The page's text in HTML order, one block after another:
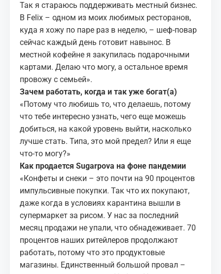
Так я стараюсь поддерживать местный бизнес.
В Felix – одном из моих любимых ресторанов,
куда я хожу по паре раз в неделю, – шеф-повар
сейчас каждый день готовит навынос. В
местной кофейне я закупилась подарочными
картами. Делаю что могу, а остальное время
провожу с семьей».
Зачем работать, когда и так уже богат(а)
«Потому что любишь то, что делаешь, потому
что тебе интересно узнать, чего еще можешь
добиться, на какой уровень выйти, насколько
лучше стать. Типа, это мой предел? Или я еще
что-то могу?»
Как продается Sugarpova на фоне пандемии
«Конфеты и снеки – это почти на 90 процентов
импульсивные покупки. Так что их покупают,
даже когда в условиях карантина вышли в
супермаркет за рисом. У нас за последний
месяц продажи не упали, что обнадеживает. 70
процентов наших ритейлеров продолжают
работать, потому что это продуктовые
магазины. Единственный большой провал –